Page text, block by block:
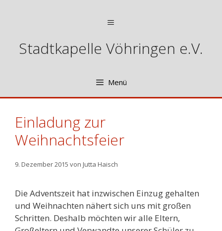
Stadtkapelle Vöhringen e.V.
Menü
Einladung zur
Weihnachtsfeier
9. Dezember 2015 von Jutta Haisch
Die Adventszeit hat inzwischen Einzug gehalten
und Weihnachten nähert sich uns mit großen
Schritten. Deshalb möchten wir alle Eltern,